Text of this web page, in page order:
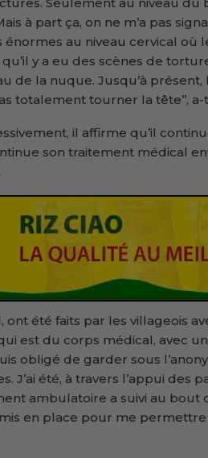
à part ça, on ne m’a pas
au niveau cervical où
y a eu des scènes de
de la nuque. Jusqu’à
totalement tourner la tête’’,
il affirme qu’il
son traitement médical
ont été faits par les villageois
est du corps médical, avec
obligé de garder sous
J’ai été, à travers l’appui des
ambulatoire a suivi au bout
en place pour me